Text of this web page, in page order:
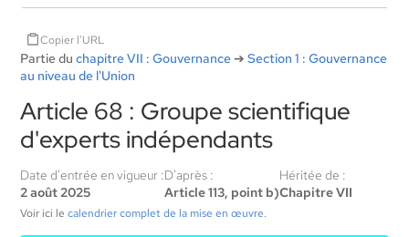
Copier l'URL
Partie duchapitre VII : Gouvernance➔Section 1 : Gouvernance
au niveau de l'Union
Article 68 : Groupe scientifique
d'experts indépendants
Date d'entrée en vigueur :
2 août 2025
D'après :
Article 113, point b)
Héritée de :
Chapitre VII
Voir ici lecalendrier complet de la mise en œuvre.